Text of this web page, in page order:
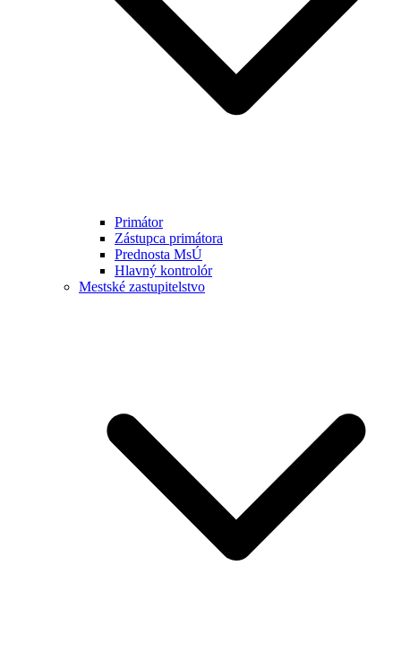
Primátor
Zástupca primátora
Prednosta MsÚ
Hlavný kontrolór
Mestské zastupitelstvo